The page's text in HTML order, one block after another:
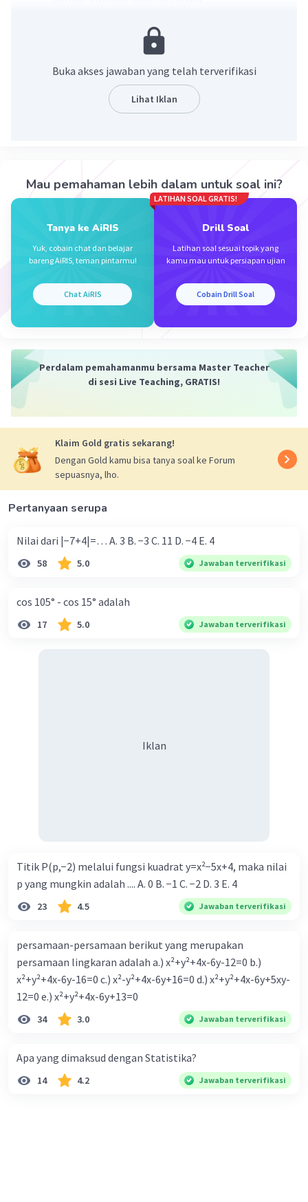
Buka akses jawaban yang telah terverifikasi
Lihat Iklan
Mau pemahaman lebih dalam untuk soal ini?
Tanya ke AiRIS
Yuk, cobain chat dan belajar
bareng AiRIS, teman pintarmu!
Chat AiRIS
LATIHAN SOAL GRATIS!
Drill Soal
Latihan soal sesuai topik yang
kamu mau untuk persiapan ujian
Cobain Drill Soal
Perdalam pemahamanmu bersama Master Teacher
di sesi Live Teaching, GRATIS!
Klaim Gold gratis sekarang!
Dengan Gold kamu bisa tanya soal ke Forum
sepuasnya, lho.
Pertanyaan serupa
Nilai dari |−7+4|=… A. 3 B. −3 C. 11 D. −4 E. 4
58 5.0 Jawaban terverifikasi
cos 105° - cos 15° adalah
17 5.0 Jawaban terverifikasi
Iklan
Titik P(p,−2) melalui fungsi kuadrat y=x²−5x+4, maka nilai
p yang mungkin adalah .... A. 0 B. −1 C. −2 D. 3 E. 4
23 4.5 Jawaban terverifikasi
persamaan-persamaan berikut yang merupakan
persamaan lingkaran adalah a.) x²+y²+4x-6y-12=0 b.)
x²+y²+4x-6y-16=0 c.) x²-y²+4x-6y+16=0 d.) x²+y²+4x-6y+5xy-
12=0 e.) x²+y²+4x-6y+13=0
34 3.0 Jawaban terverifikasi
Apa yang dimaksud dengan Statistika?
14 4.2 Jawaban terverifikasi